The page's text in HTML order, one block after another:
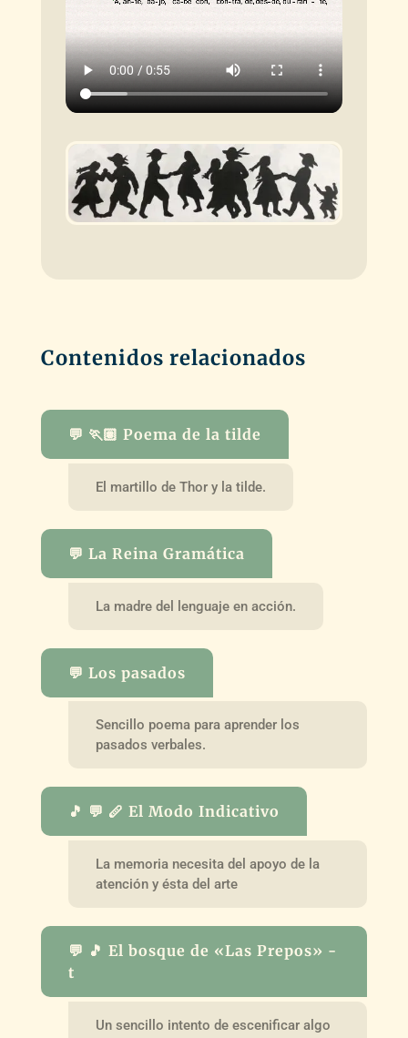
Contenidos relacionados
💬 🏃🏽 Poema de la tilde
El martillo de Thor y la tilde.
💬 La Reina Gramática
La madre del lenguaje en acción.
💬 Los pasados
Sencillo poema para aprender los
pasados verbales.
🎵 💬 🪈 El Modo Indicativo
La memoria necesita del apoyo de la
atención y ésta del arte
💬 🎵 El bosque de «Las Prepos» -
t
Un sencillo intento de escenificar algo